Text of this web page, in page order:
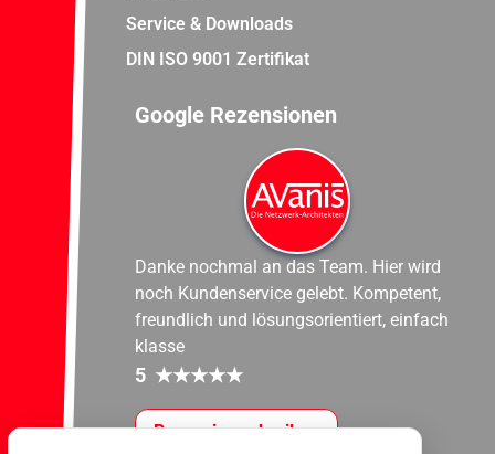
Service & Downloads
DIN ISO 9001 Zertifikat
Google Rezensionen
Danke nochmal an das Team. Hier wird
noch Kundenservice gelebt. Kompetent,
freundlich und lösungsorientiert, einfach
klasse
5 ★★★★★
Rezension schreiben